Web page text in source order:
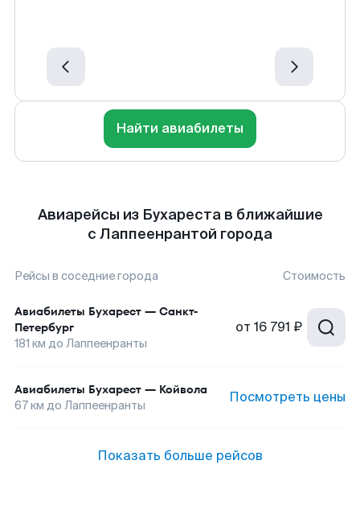
Найти авиабилеты
Авиарейсы из Бухареста в ближайшие
с Лаппеенрантой города
Рейсы в соседние города Стоимость
Авиабилеты Бухарест — Санкт-
Петербург
181 км до Лаппеенранты
от 16 791 ₽
Авиабилеты Бухарест — Койвола
67км до Лаппеенранты Посмотреть цены
Показать больше рейсов